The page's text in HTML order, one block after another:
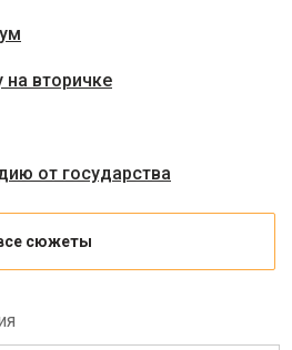
на вторичке
от государства
сюжеты